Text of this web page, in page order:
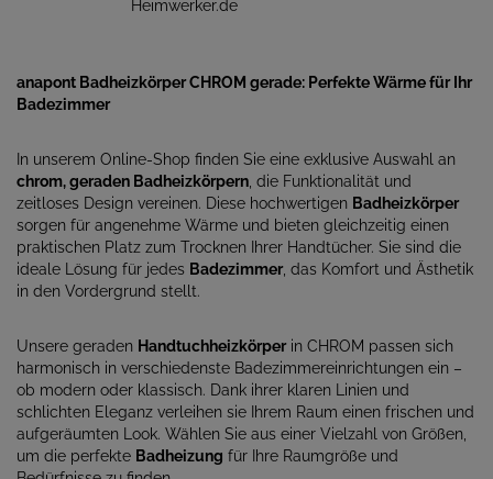
anapont Badheizkörper CHROM gerade: Perfekte Wärme für Ihr
Badezimmer
In unserem Online-Shop finden Sie eine exklusive Auswahl an
chrom, geraden Badheizkörpern , die Funktionalität und
zeitloses Design vereinen. Diese hochwertigen Badheizkörper
sorgen für angenehme Wärme und bieten gleichzeitig einen
praktischen Platz zum Trocknen Ihrer Handtücher. Sie sind die
ideale Lösung für jedes Badezimmer, das Komfort und Ästhetik
in den Vordergrund stellt.
Unsere geraden Handtuchheizkörperin CHROM passen sich
harmonisch in verschiedenste Badezimmereinrichtungen ein –
ob modern oder klassisch. Dank ihrer klaren Linien und
schlichten Eleganz verleihen sie Ihrem Raum einen frischen und
aufgeräumten Look. Wählen Sie aus einer Vielzahl von Größen,
um die perfekte Badheizung für Ihre Raumgröße und